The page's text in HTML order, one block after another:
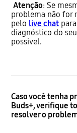
Atenção: Se
problema não for
pelo live chat
diagnóstico do
possivel.
Caso você tenha
Buds+, verifique
resolver o